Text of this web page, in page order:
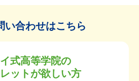
い合わせはこちら
イ式高等学院の
ットが欲しい方